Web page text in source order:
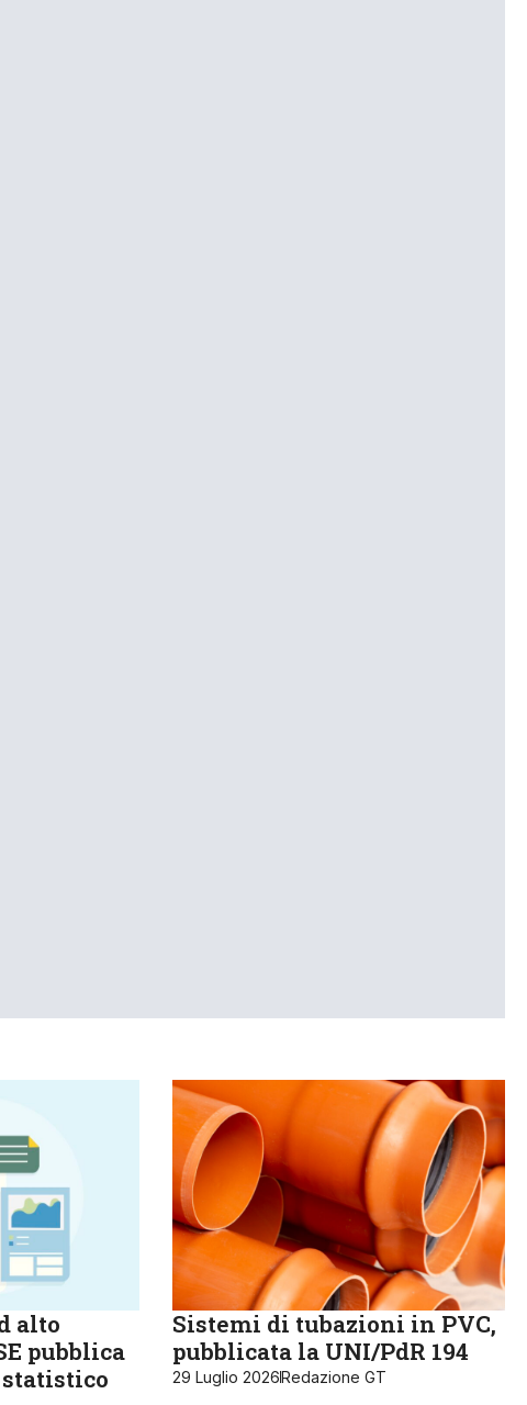
alto
pubblica
Sistemi di tubazioni in PVC,
pubblicata la UNI/PdR 194
29 Luglio 2026Redazione GT